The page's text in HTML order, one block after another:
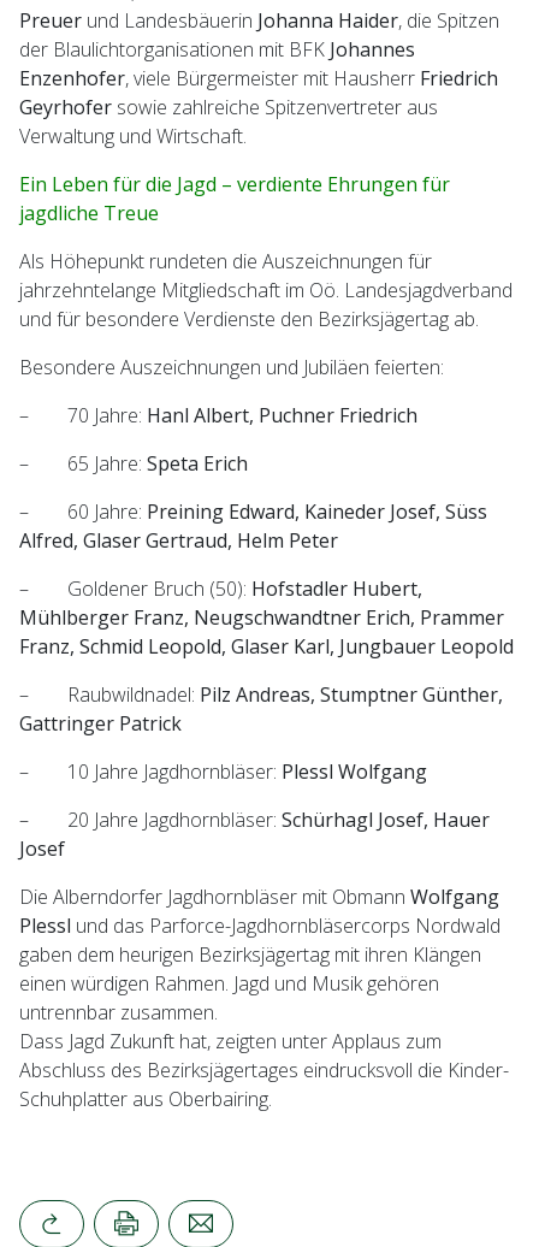
Preuer und Landesbäuerin Johanna Haider, die Spitzen
der Blaulichtorganisationen mit BFK Johannes
Enzenhofer, viele Bürgermeister mit Hausherr Friedrich
Geyrhofer sowie zahlreiche Spitzenvertreter aus
Verwaltung und Wirtschaft.
Ein Leben für die Jagd – verdiente Ehrungen für
jagdliche Treue
Als Höhepunkt rundeten die Auszeichnungen für
jahrzehntelange Mitgliedschaft im Oö. Landesjagdverband
und für besondere Verdienste den Bezirksjägertag ab.
Besondere Auszeichnungen und Jubiläen feierten:
– 70 Jahre: Hanl Albert, Puchner Friedrich
– 65 Jahre: Speta Erich
– 60 Jahre: Preining Edward, Kaineder Josef, Süss
Alfred, Glaser Gertraud, Helm Peter
– Goldener Bruch (50): Hofstadler Hubert,
Mühlberger Franz, Neugschwandtner Erich, Prammer
Franz, Schmid Leopold, Glaser Karl, Jungbauer Leopold
– Raubwildnadel: Pilz Andreas, Stumptner Günther,
Gattringer Patrick
– 10 Jahre Jagdhornbläser: Plessl Wolfgang
– 20 Jahre Jagdhornbläser: Schürhagl Josef, Hauer
Josef
Die Alberndorfer Jagdhornbläser mit Obmann Wolfgang
Plessl und das Parforce-Jagdhornbläsercorps Nordwald
gaben dem heurigen Bezirksjägertag mit ihren Klängen
einen würdigen Rahmen. Jagd und Musik gehören
untrennbar zusammen.
Dass Jagd Zukunft hat, zeigten unter Applaus zum
Abschluss des Bezirksjägertages eindrucksvoll die Kinder-
Schuhplatter aus Oberbairing.